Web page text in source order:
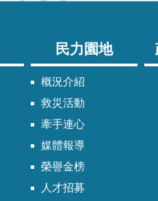
民力園地
概況介紹
救災活動
牽手連心
媒體報導
榮譽金榜
人才招募